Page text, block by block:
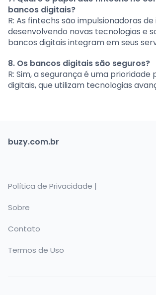
bancos digitais?
R: As fintechs são impulsionadoras
desenvolvendo novas tecnologias e
bancos digitais integram em seus
8. Os bancos digitais são seguros?
R: Sim, a segurança é uma prioridade
digitais, que utilizam tecnologias
buzy.com.br
Política de Privacidade |
Sobre
Contato
Termos de Uso